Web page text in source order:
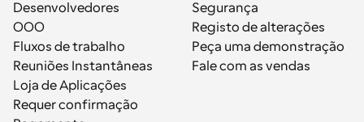
Desenvolvedores
OOO
Fluxos de trabalho
Reuniões Instantâneas
Loja de Aplicações
Requer confirmação
Segurança
Registo de alterações
Peça uma demonstração
Fale com as vendas